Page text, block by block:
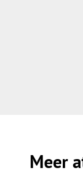
Meer